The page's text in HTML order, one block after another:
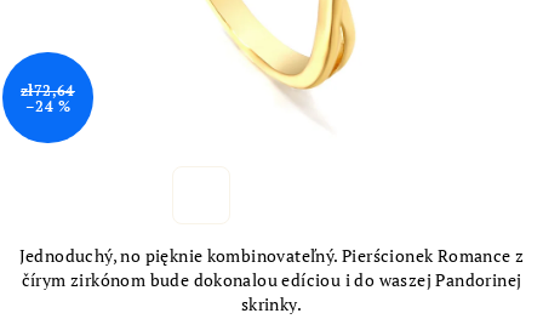
Jednoduchý, no pięknie kombinovateľný. Pierścionek Romance z
čírym zirkónom bude dokonalou edíciou i do waszej Pandorinej
skrinky.
zł72,64
–24 %